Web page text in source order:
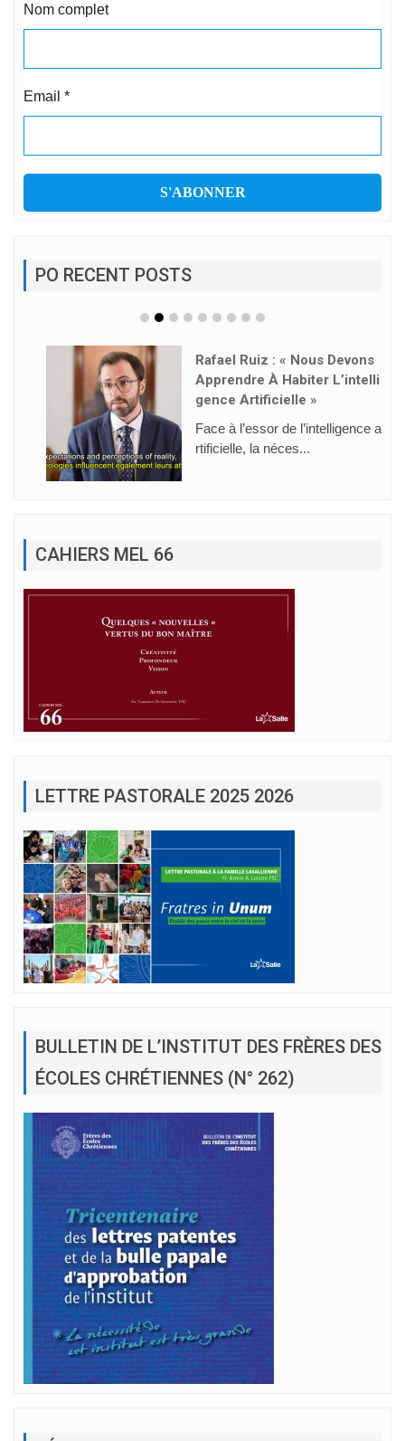
Nom complet
Email *
PO RECENT POSTS
Rafael Ruiz : « Nous Devons
Apprendre À Habiter L’intelli
Gence Artificielle »
Face à l’essor de l’intelligence a
rtificielle, la néces...
CAHIERS MEL 66
LETTRE PASTORALE 2025 2026
BULLETIN DE L’INSTITUT DES FRÈRES DES
ÉCOLES CHRÉTIENNES (N° 262)